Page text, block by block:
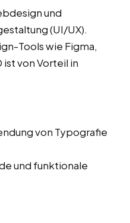
und
(UI/UX).
Tools wie Figma,
von Vorteil in
von Typografie
und funktionale